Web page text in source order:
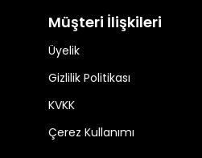
Müşteri İlişkileri
Üyelik
Gizlilik Politikası
KVKK
Çerez Kullanımı